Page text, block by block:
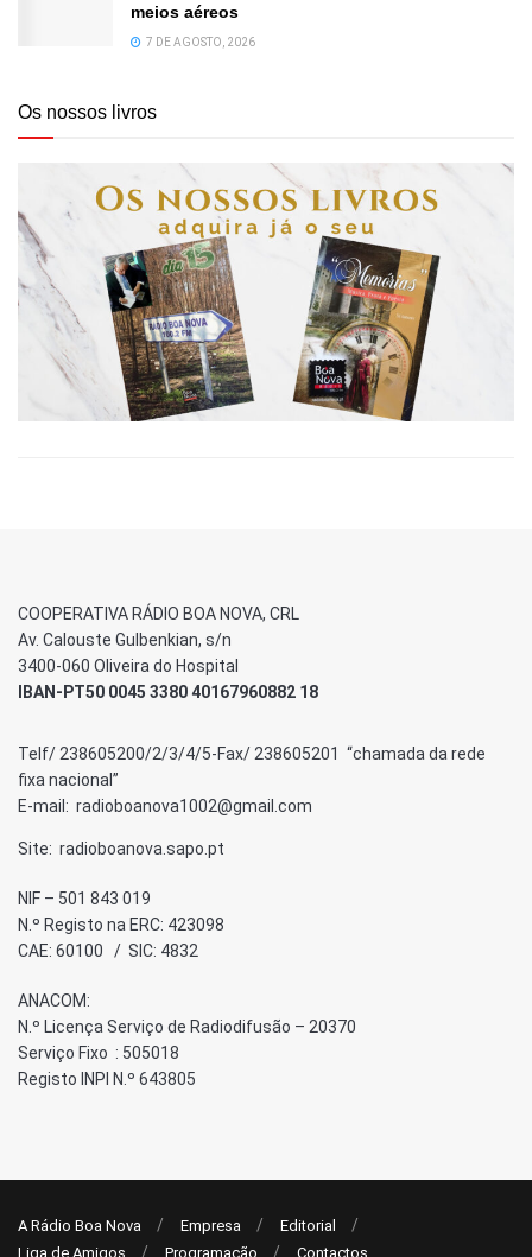
meios aéreos
7 DE AGOSTO, 2026
Os nossos livros
COOPERATIVA RÁDIO BOA NOVA, CRL
Av. Calouste Gulbenkian, s/n
3400-060 Oliveira do Hospital
IBAN-PT50 0045 3380 40167960882 18
Telf/ 238605200/2/3/4/5-Fax/ 238605201 “chamada da rede
fixa nacional”
E-mail: radioboanova1002@gmail.com
Site: radioboanova.sapo.pt
NIF – 501 843 019
N.º Registo na ERC: 423098
CAE: 60100 / SIC: 4832
ANACOM:
N.º Licença Serviço de Radiodifusão – 20370
Serviço Fixo : 505018
Registo INPI N.º 643805
A Rádio Boa Nova Empresa
Editorial
Liga de Amigos
Programação Contactos